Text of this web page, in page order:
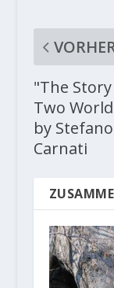
"The
Two
by Stefano
Carnati